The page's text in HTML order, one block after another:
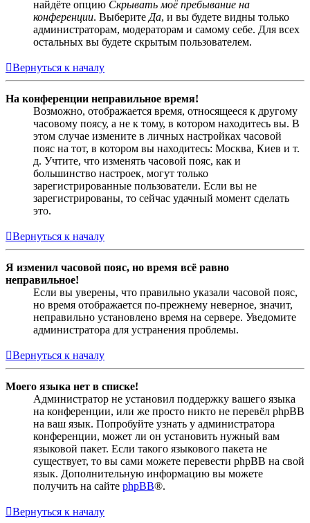
найдёте опцию Скрывать моё пребывание на
конференции. Выберите Да, и вы будете видны только
администраторам, модераторам и самому себе. Для всех
остальных вы будете скрытым пользователем.
Вернуться к началу
На конференции неправильное время!
Возможно, отображается время, относящееся к другому
часовому поясу, а не к тому, в котором находитесь вы. В
этом случае измените в личных настройках часовой
пояс на тот, в котором вы находитесь: Москва, Киев и т.
д. Учтите, что изменять часовой пояс, как и
большинство настроек, могут только
зарегистрированные пользователи. Если вы не
зарегистрированы, то сейчас удачный момент сделать
это.
Вернуться к началу
Я изменил часовой пояс, но время всё равно
неправильное!
Если вы уверены, что правильно указали часовой пояс,
но время отображается по-прежнему неверное, значит,
неправильно установлено время на сервере. Уведомите
администратора для устранения проблемы.
Вернуться к началу
Моего языка нет в списке!
Администратор не установил поддержку вашего языка
на конференции, или же просто никто не перевёл phpBB
на ваш язык. Попробуйте узнать у администратора
конференции, может ли он установить нужный вам
языковой пакет. Если такого языкового пакета не
существует, то вы сами можете перевести phpBB на свой
язык. Дополнительную информацию вы можете
получить на сайте phpBB®.
Вернуться к началу